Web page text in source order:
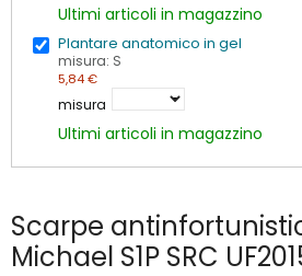
Ultimi articoli in magazzino
Plantare anatomico in gel
misura: S
5,84 €
misura
Ultimi articoli in magazzino
Scarpe
Michael S1P SRC